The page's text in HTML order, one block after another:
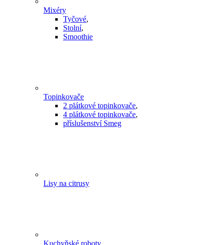
Mixéry
Tyčové,
Stolní,
Smoothie
Topinkovače
2 plátkové topinkovače,
4 plátkové topinkovače,
příslušenství Smeg
Lisy na citrusy